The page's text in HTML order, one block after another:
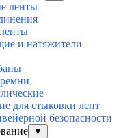
ленты
и натяжители
для стыковки лент
безопасности
▼